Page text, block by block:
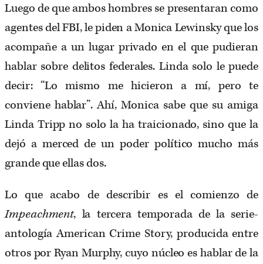
Luego de que ambos hombres se presentaran como
agentes del FBI, le piden a Monica Lewinsky que los
acompañe a un lugar privado en el que pudieran
hablar sobre delitos federales. Linda solo le puede
decir: “Lo mismo me hicieron a mí, pero te
conviene hablar”. Ahí, Monica sabe que su amiga
Linda Tripp no solo la ha traicionado, sino que la
dejó a merced de un poder político mucho más
grande que ellas dos.
Lo que acabo de describir es el comienzo de
Impeachment, la tercera temporada de la serie-
antología American Crime Story, producida entre
otros por Ryan Murphy, cuyo núcleo es hablar de la